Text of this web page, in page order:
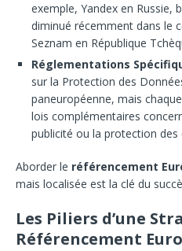
exemple, Yandex en Russie,
diminué récemment dans le
Seznam en République
Réglementations
sur la Protection des
paneuropéenne, mais
lois complémentaires
publicité ou la protection
Aborder le référencement
mais localisée est la clé du
Les Piliers d’une
Référencement